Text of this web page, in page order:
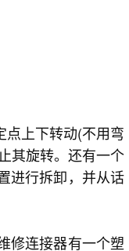
点上下转动(不用弯
其旋转。还有一个
进行拆卸，并从话
修连接器有一个塑